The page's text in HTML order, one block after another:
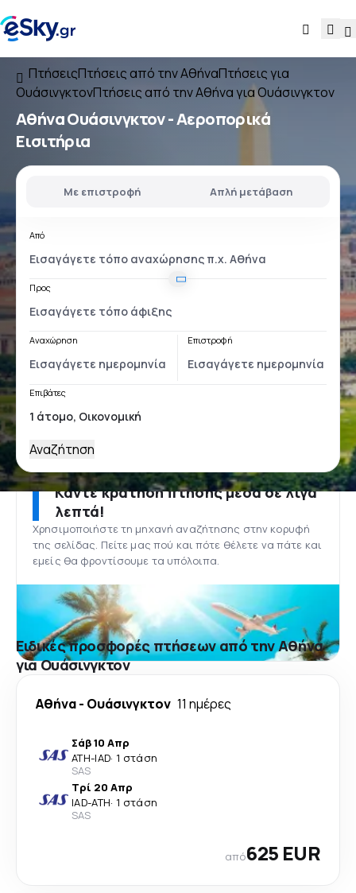
ΠτήσειςΠτήσεις από την ΑθήναΠτήσεις για
ΟυάσινγκτονΠτήσεις από την Αθήνα για Ουάσινγκτον
Αθήνα Ουάσινγκτον- Αεροπορικά
Εισιτήρια
Με επιστροφή Απλή μετάβαση
Από
Προς
Αναχώρηση Επιστροφή
Επιβάτες
Αναζήτηση
Κάντε κράτηση πτήσης μέσα σε λίγα
λεπτά!
Χρησιμοποιήστε τη μηχανή αναζήτησης στην κορυφή
της σελίδας. Πείτε μας πού και πότε θέλετε να πάτε και
εμείς θα φροντίσουμε τα υπόλοιπα.
Ειδικές προσφορές πτήσεων από την Αθήνα
για Ουάσινγκτον
Αθήνα- Ουάσινγκτον 11 ημέρες
Σάβ 10 Απρ
ATH-IAD· 1 στάση
SAS
Τρί 20 Απρ
IAD-ATH· 1 στάση
SAS
από625 EUR